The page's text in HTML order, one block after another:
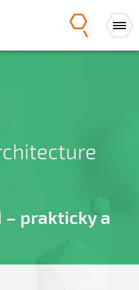
– prakticky a